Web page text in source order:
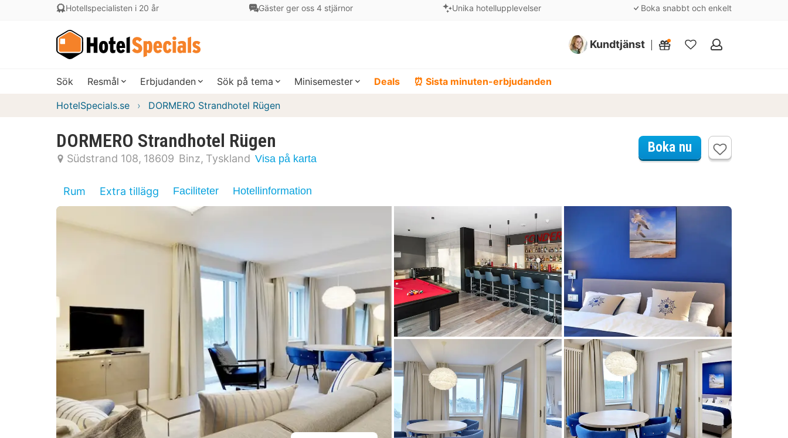
Hotellspecialisten i 20 år Gäster ger oss 4 stjärnor Unika hotellupplevelser Boka snabbt och enkelt
Kundtjänst
Mina
Sök Resmål Erbjudanden Sök på tema Minisemester Deals ⏰ Sista minuten-erbjudanden
HotelSpecials.se DORMERO Strandhotel Rügen
DORMERO Strandhotel Rügen
Südstrand 108 18609 Binz Tyskland Visa på karta
Boka nu
Rum Extra tillägg Faciliteter Hotellinformation